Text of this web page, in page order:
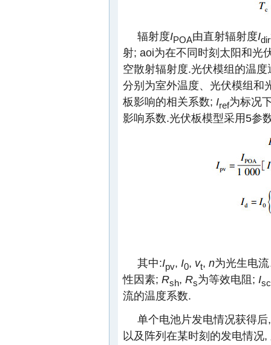
辐射度IPOA由直射辐射度Idir
射; aoi为在不同时刻太阳和光
空散射辐射度.光伏模组的温
分别为室外温度、光伏模组
板影响的相关系数; Iref为标况
影响系数.光伏板模型采用5参
其中:Ipv, I0, vt, n为光生电
性因素; Rsh, Rs为等效电阻; Isc
流的温度系数.
单个电池片发电情况获得
以及阵列在某时刻的发电情况